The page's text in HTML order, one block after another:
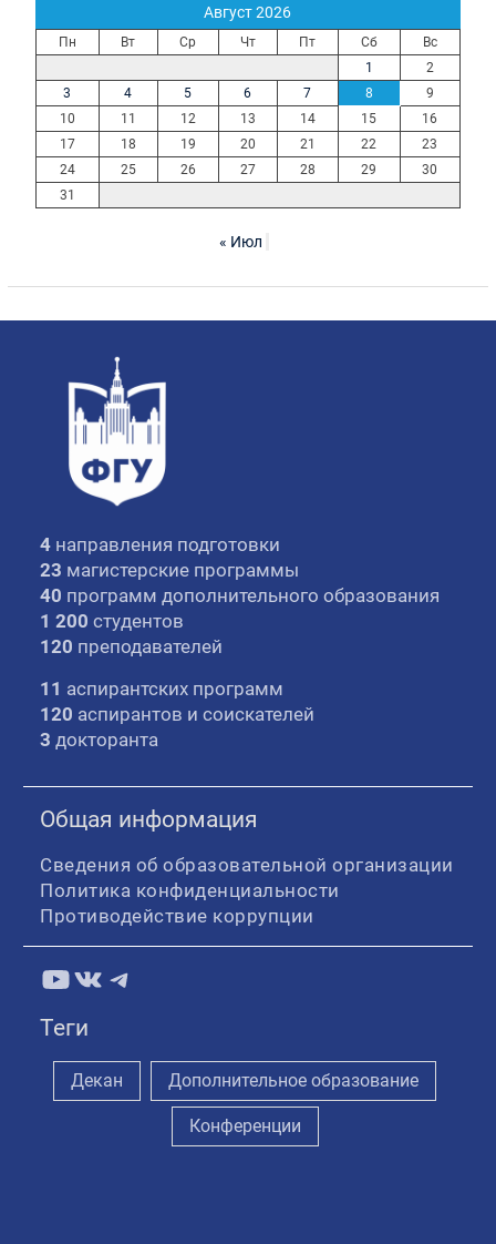
Август 2026
Пн Вт Ср Чт Пт Сб
Вс
1
2
3
4 5 6 7 8
9
10
11 12 13 14 15
16
17
18 19 20 21 22
23
24
25 26 27 28 29
30
31
« Июл
4 направления подготовки
23 магистерские программы
40 программ дополнительного образования
1 200 студентов
120 преподавателей
11 аспирантских программ
120 аспирантов и соискателей
3 докторанта
Общая информация
Сведения об образовательной организации
Политика конфиденциальности
Противодействие коррупции
YouTube
ВКонтакте
Telegram
Теги
Декан Дополнительное образование
Конференции